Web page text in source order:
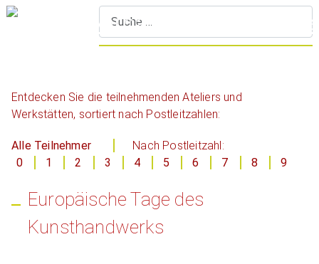
Entdecken Sie die teilnehmenden Ateliers und
Werkstätten, sortiert nach Postleitzahlen:
Alle Teilnehmer
Nach Postleitzahl:
0
1 2 3 4 5 6 7 8 9
Europäische Tage des
Kunsthandwerks